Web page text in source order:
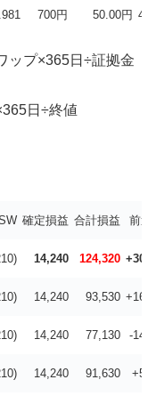
700円 50.00円
ップ×365日÷証拠金
日÷終値
確定損益 合計損益 前週
14,240 124,320
14,240 93,530
14,240 77,130 -
14,240 91,630